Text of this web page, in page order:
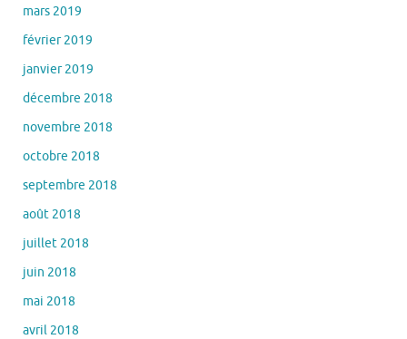
mars 2019
février 2019
janvier 2019
décembre 2018
novembre 2018
octobre 2018
septembre 2018
août 2018
juillet 2018
juin 2018
mai 2018
avril 2018